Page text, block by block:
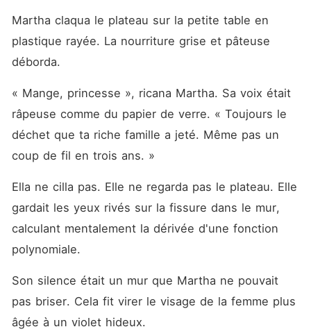
dernier fil de son humanité
vengeance allait être d'une
Martha claqua le plateau sur la petite table en
plastique rayée. La nourriture grise et pâteuse
déborda.
« Mange, princesse », ricana Martha. Sa voix était
râpeuse comme du papier de verre. « Toujours le
déchet que ta riche famille a jeté. Même pas un
coup de fil en trois ans. »
Ella ne cilla pas. Elle ne regarda pas le plateau. Elle
gardait les yeux rivés sur la fissure dans le mur,
calculant mentalement la dérivée d'une fonction
polynomiale.
Son silence était un mur que Martha ne pouvait
pas briser. Cela fit virer le visage de la femme plus
âgée à un violet hideux.